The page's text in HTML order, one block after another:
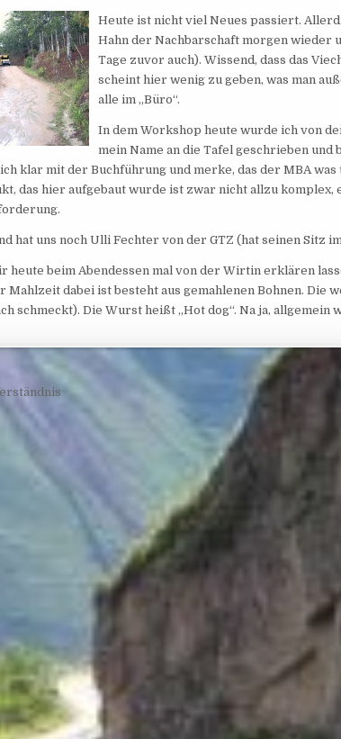
Heute ist nicht viel Neues passiert.
Hahn der Nachbarschaft morgen wieder
Tage zuvor auch). Wissend, dass das
scheint hier wenig zu geben, was man
alle im „Büro“.
In dem Workshop heute wurde ich von
mein Name an die Tafel geschrieben
klar mit der Buchführung und merke, das der MBA
das hier aufgebaut wurde ist zwar nicht allzu
hat uns noch Ulli Fechter von der GTZ (hat seinen Sitz
heute beim Abendessen mal von der Wirtin erklären
Mahlzeit dabei ist besteht aus gemahlenen Bohnen. Die
schmeckt). Die Wurst heißt „Hot dog“. Na ja,